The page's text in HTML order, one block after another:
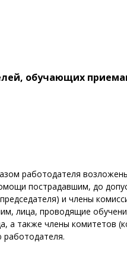
обучающих
работодателя
пострадавшим, до
и члены
лица, проводящие
а также члены комитетов